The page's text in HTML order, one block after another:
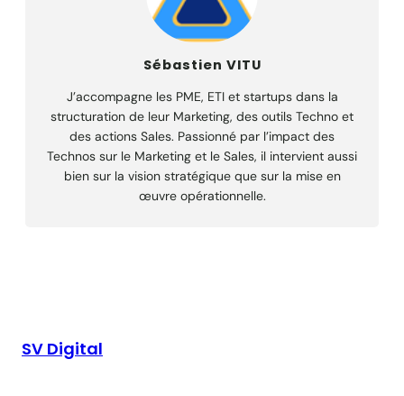
Sébastien VITU
J’accompagne les PME, ETI et startups dans la
structuration de leur Marketing, des outils Techno et
des actions Sales. Passionné par l’impact des
Technos sur le Marketing et le Sales, il intervient aussi
bien sur la vision stratégique que sur la mise en
œuvre opérationnelle.
SV Digital